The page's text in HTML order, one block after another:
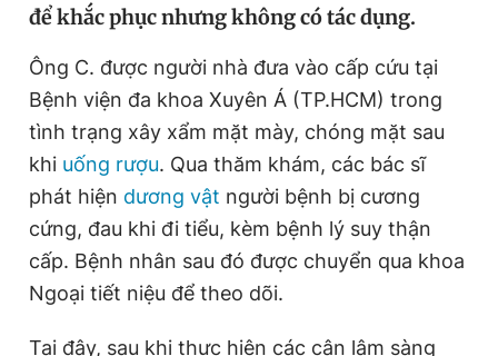
Sản phẩm khác
Tiện ích Bạn cần biết
Thông tin tòa soạn Liên hệ quảng cáo
Đọc Thanh Niên trên điện thoại
để khắc phục nhưng không có tác dụng.
Ông C. được người nhà đưa vào cấp cứu tại
Bệnh viện đa khoa Xuyên Á (TP.HCM) trong
tình trạng xây xẩm mặt mày, chóng mặt sau
khi uống rượu. Qua thăm khám, các bác sĩ
phát hiện dương vật người bệnh bị cương
cứng, đau khi đi tiểu, kèm bệnh lý suy thận
cấp. Bệnh nhân sau đó được chuyển qua khoa
Ngoại tiết niệu để theo dõi.
Tại đây, sau khi thực hiện các cận lâm sàng